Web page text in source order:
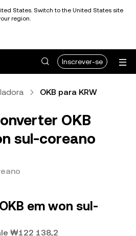
States. Switch to the United States site
region.
Inscrever-se
OKB para KRW
OKB
sul-coreano
em won sul-
₩122 138,2